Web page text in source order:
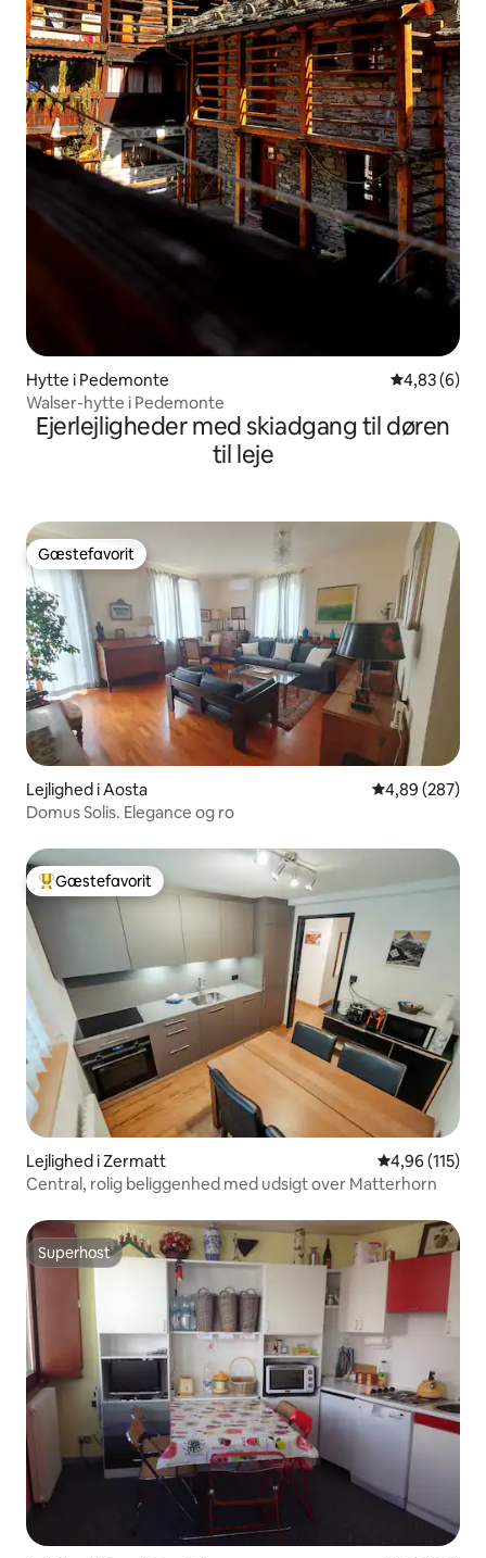
Hytte i Pedemonte 4,83 ud af 5
4,83 (6)
Walser-hytte i Pedemonte
Ejerlejligheder med skiadgang til døren
til leje
Gæstefavorit
Gæstefavorit
Lejlighed i Aosta 4,89 ud af 5 i
4,89 (287)
Domus Solis. Elegance og ro
Bedste gæstefavorit
Gæstefavorit
Lejlighed i Zermatt 4,96 ud af 5 i
4,96 (115)
Central, rolig beliggenhed med udsigt over Matterhorn
Superhost
Superhost